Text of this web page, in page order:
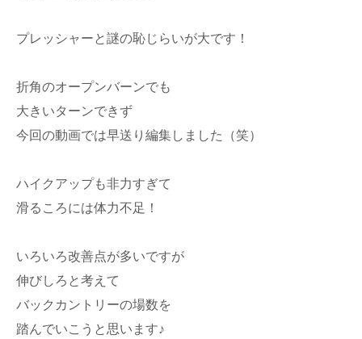
プレッシャーと謎の恥じらいが大です！
折角のオープンバーンでも
大きいターンできず
今回の動画では早送り編集しました（笑）
ハイクアップも非力すぎて
滑るころには体力不足！
いろいろ改善点が多いですが
伸びしろと考えて
バックカントリーの場数を
踏んでいこうと思います♪